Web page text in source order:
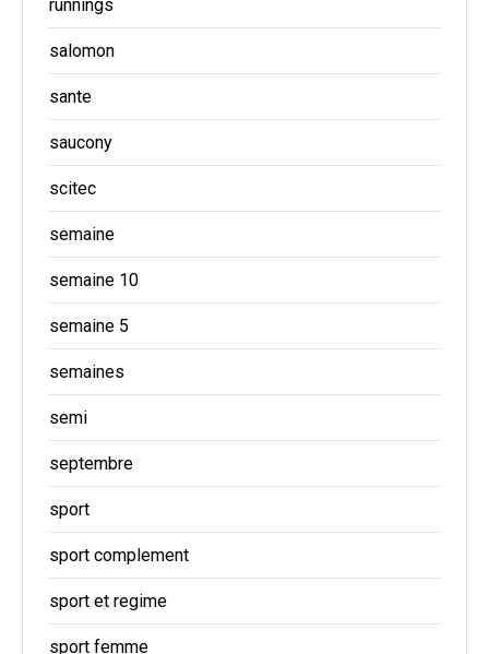
runnings
salomon
sante
saucony
scitec
semaine
semaine 10
semaine 5
semaines
semi
septembre
sport
sport complement
sport et regime
sport femme